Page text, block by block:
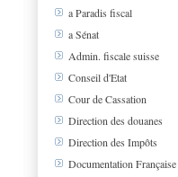
a Paradis fiscal
a Sénat
Admin. fiscale suisse
Conseil d'Etat
Cour de Cassation
Direction des douanes
Direction des Impôts
Documentation Française